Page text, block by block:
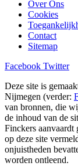
Over Ons
Cookies
Contact
Sitemap
Facebook Twitter
Deze site is
Nijmegen (verder:
van bronnen, die
de inhoud van de
Finckers aanvaardt
op deze site
onjuistheden
worden ontleend.